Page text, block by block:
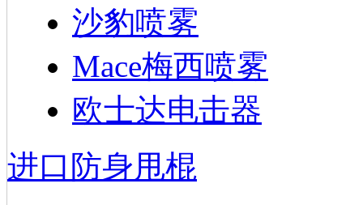
沙豹喷雾
Mace梅西喷雾
欧士达电击器
进口防身甩棍